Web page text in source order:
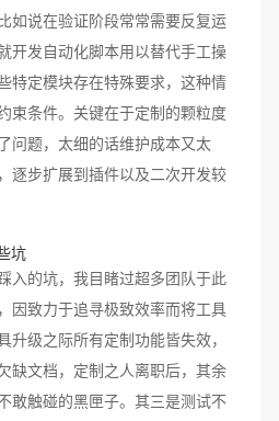
如说在验证阶段常常需要反复运
开发自动化脚本用以替代手工操
特定模块存在特殊要求，这种情
束条件。关键在于定制的颗粒度
问题，太细的话维护成本又太
逐步扩展到插件以及二次开发较
坑
入的坑，我目睹过超多团队于此
因致力于追寻极致效率而将工具
升级之际所有定制功能皆失效，
缺文档，定制之人离职后，其余
敢触碰的黑匣子。其三是测试不